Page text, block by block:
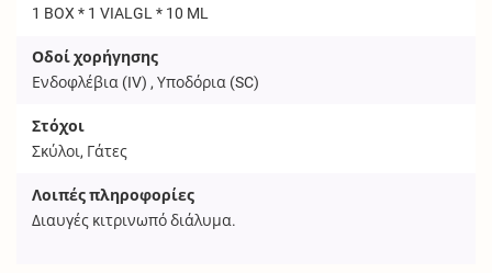
1 BOX * 1 VIALGL * 10 ML
Οδοί χορήγησης
Ενδοφλέβια (IV) , Υποδόρια (SC)
Στόχοι
Σκύλοι, Γάτες
Λοιπές πληροφορίες
Διαυγές κιτρινωπό διάλυμα.